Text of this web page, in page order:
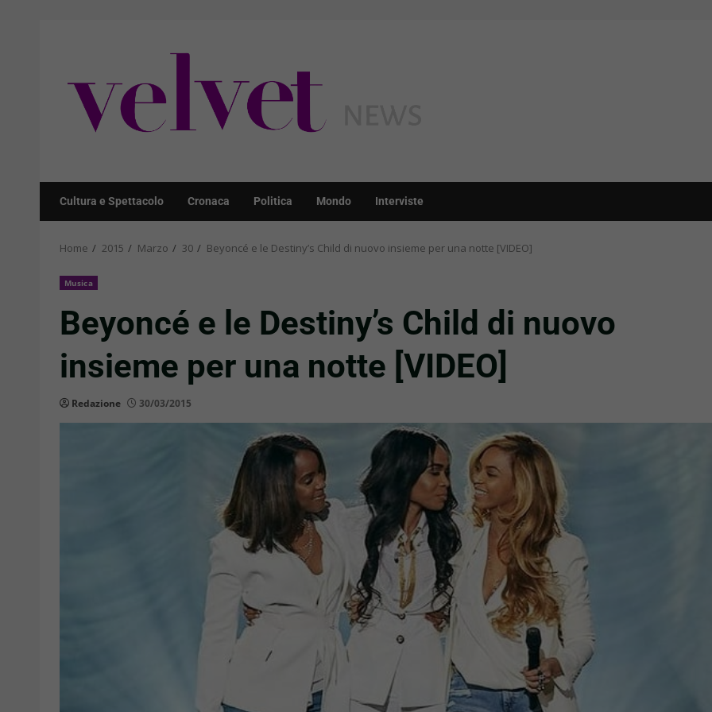
Cultura e Spettacolo Cronaca Politica Mondo Interviste
Home 2015 Marzo 30 Beyoncé e le Destiny’s Child di nuovo insieme per una notte [VIDEO]
Musica
Beyoncé e le Destiny’s Child di nuovo
insieme per una notte [VIDEO]
Redazione 30/03/2015